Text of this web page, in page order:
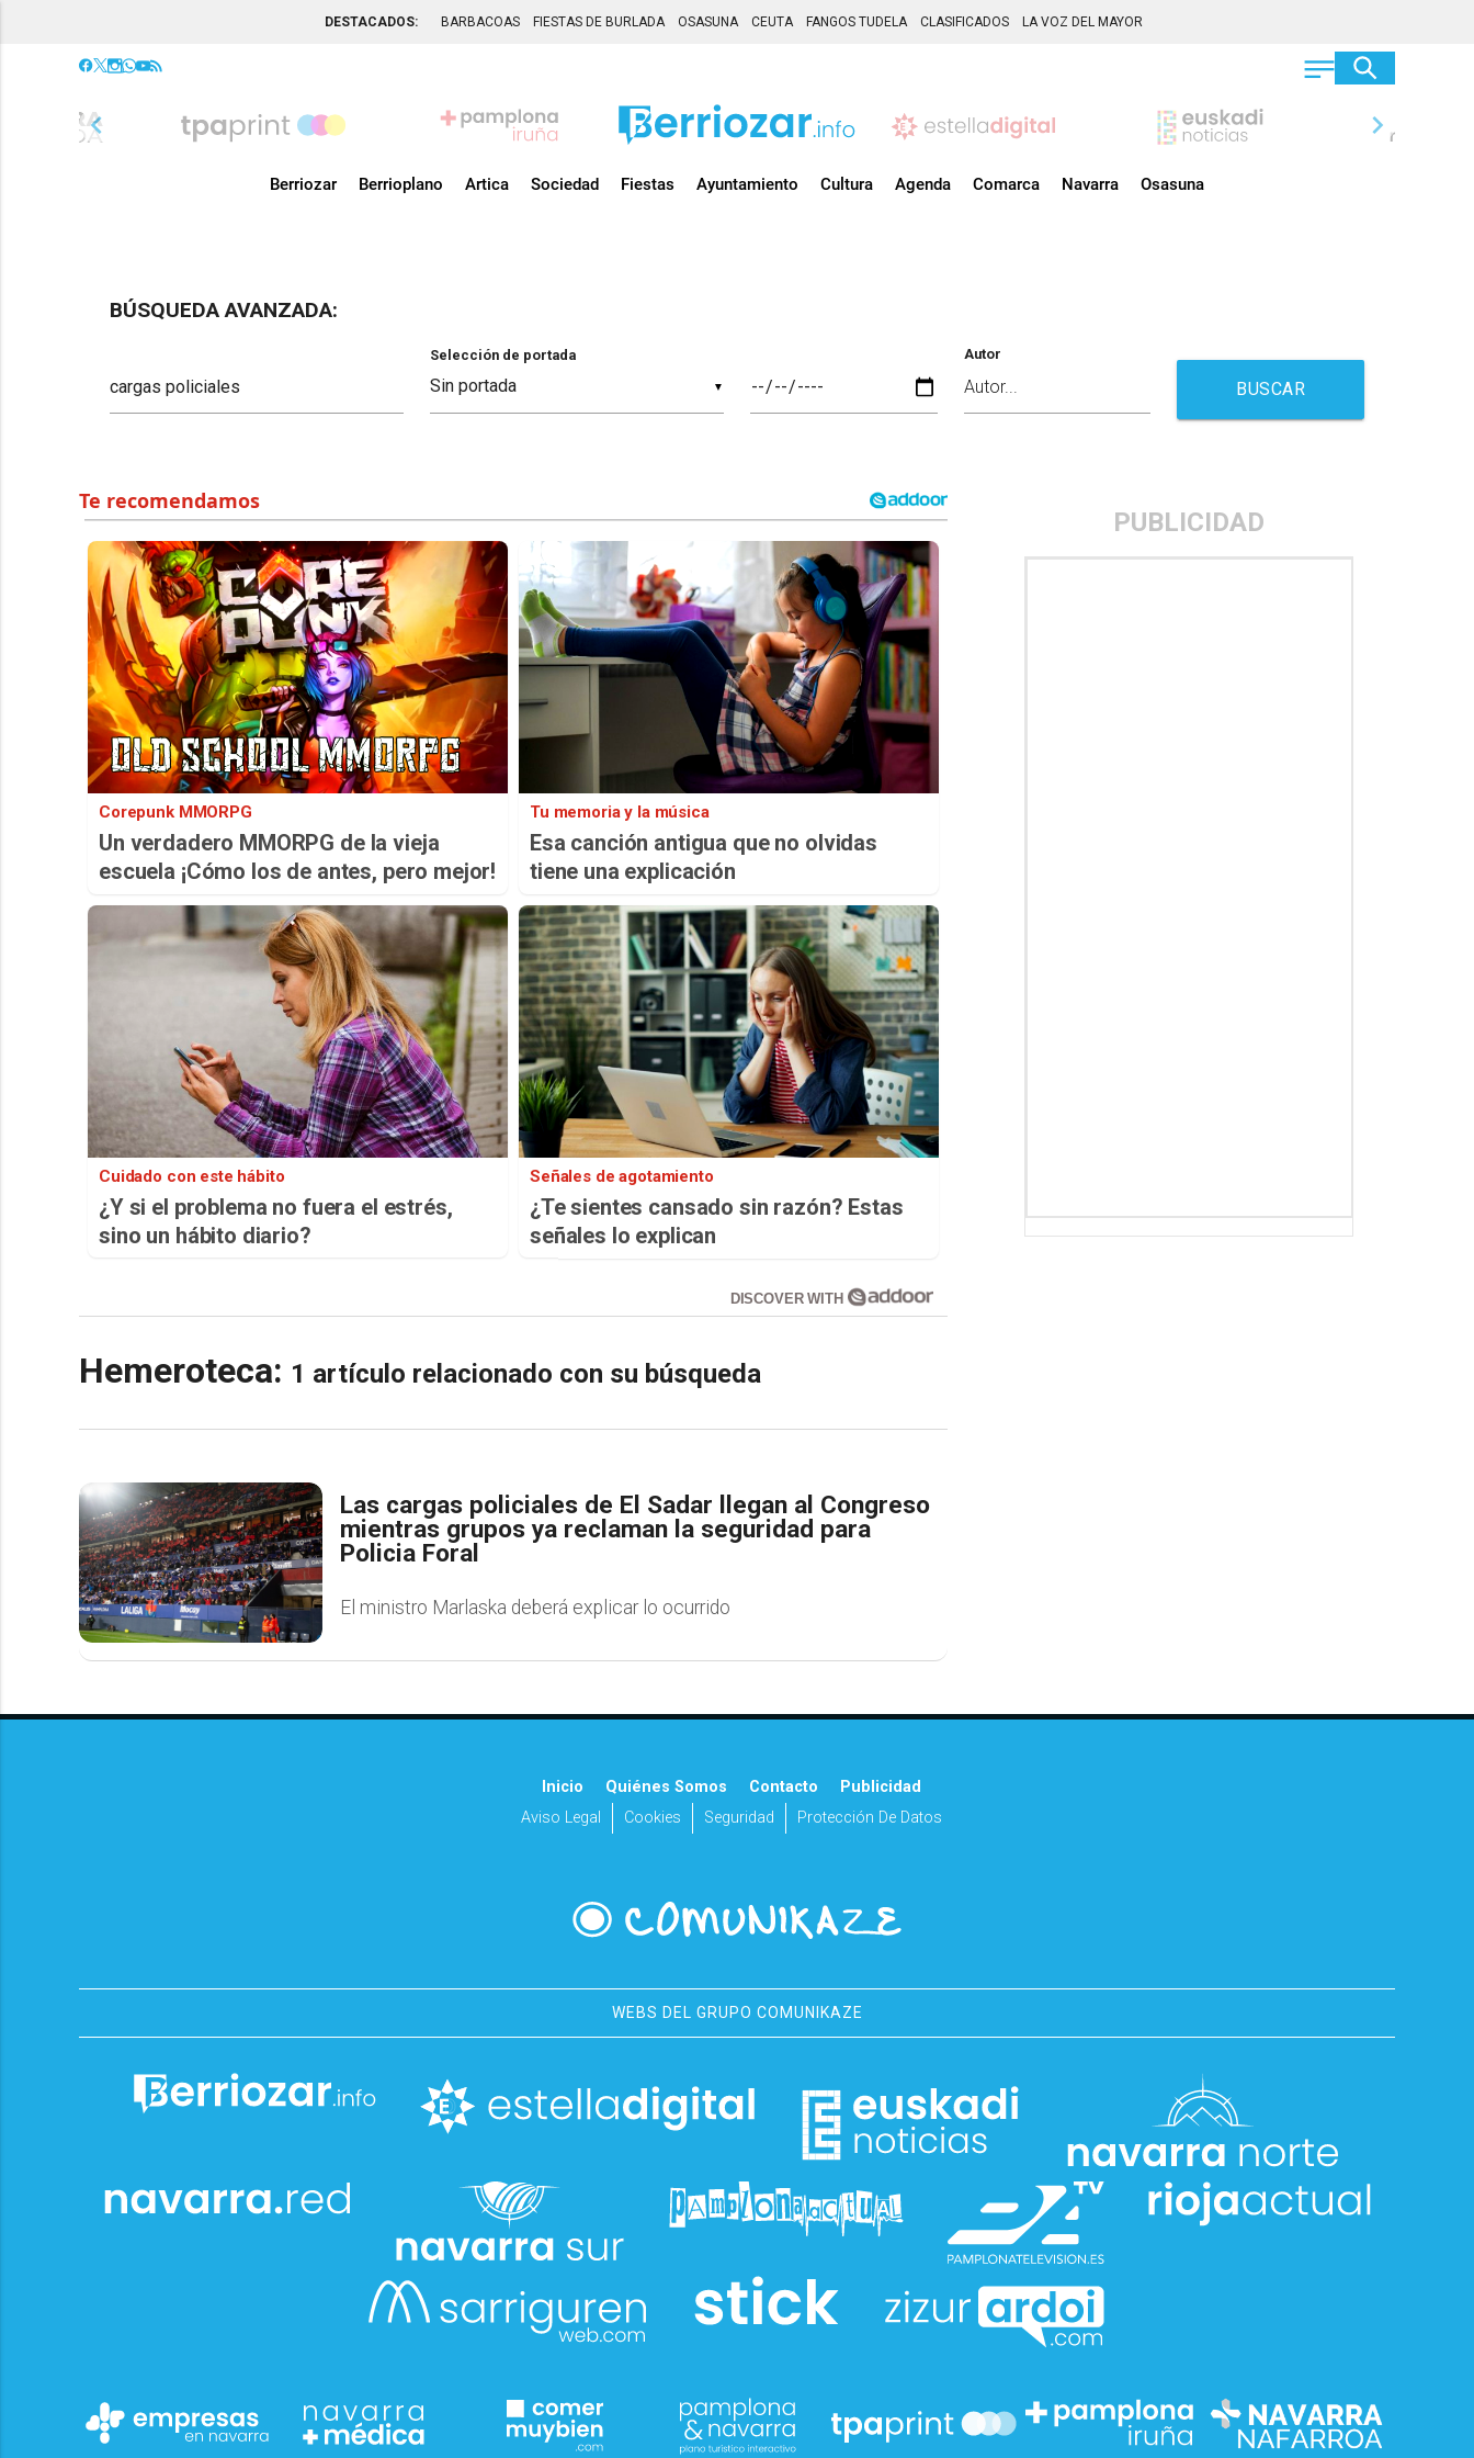
DESTACADOS: BARBACOAS FIESTAS DE BURLADA OSASUNA CEUTA FANGOS TUDELA CLASIFICADOS LA VOZ DEL MAYOR
chevron_left chevron_right
Berriozar Berrioplano Artica Sociedad Fiestas Ayuntamiento Cultura Agenda Comarca Navarra Osasuna
BÚSQUEDA AVANZADA:
▼
Selección de portada Autor
BUSCAR
Corepunk MMORPG
Un verdadero MMORPG de la vieja
escuela ¡Cómo los de antes, pero mejor!
Tu memoria y la música
Esa canción antigua que no olvidas
tiene una explicación
Cuidado con este hábito
¿Y si el problema no fuera el estrés,
sino un hábito diario?
Señales de agotamiento
¿Te sientes cansado sin razón? Estas
señales lo explican
DISCOVER WITH
Hemeroteca: 1 artículo relacionado con su búsqueda
Las cargas policiales de El Sadar llegan al Congreso
mientras grupos ya reclaman la seguridad para
Policia Foral
El ministro Marlaska deberá explicar lo ocurrido
PUBLICIDAD
Inicio Quiénes Somos Contacto
Publicidad
Aviso Legal
Cookies Seguridad Protección De Datos
WEBS DEL GRUPO COMUNIKAZE